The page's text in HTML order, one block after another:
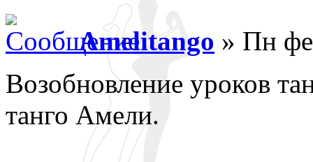
Amelitango » Пн
Возобновление уроков
танго Амели.